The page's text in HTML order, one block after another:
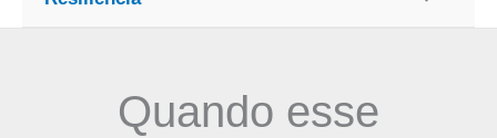
Quando esse